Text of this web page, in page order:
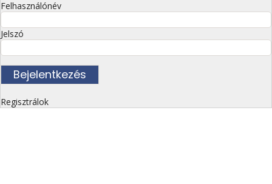
Felhasználónév
Jelszó
Regisztrálok